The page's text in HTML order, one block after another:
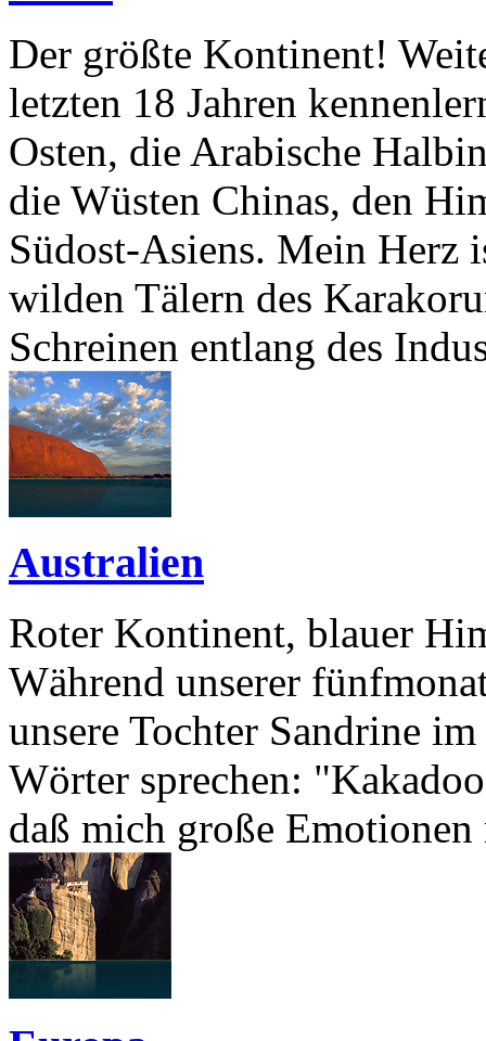
Der größte Kontinent!
letzten 18 Jahren
Osten, die Arabische
die Wüsten Chinas, den
Südost-Asiens. Mein Herz
wilden Tälern des
Schreinen entlang des
Australien
Roter Kontinent, blauer
Während unserer
unsere Tochter Sandrine
Wörter sprechen:
daß mich große